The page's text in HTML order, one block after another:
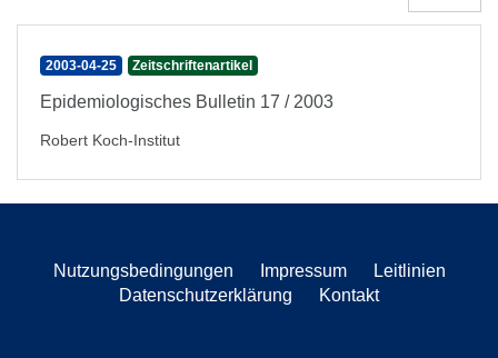
2003-04-25 Zeitschriftenartikel
Epidemiologisches Bulletin 17 / 2003
Robert Koch-Institut
Nutzungsbedingungen Impressum
Leitlinien
Datenschutzerklärung
Kontakt